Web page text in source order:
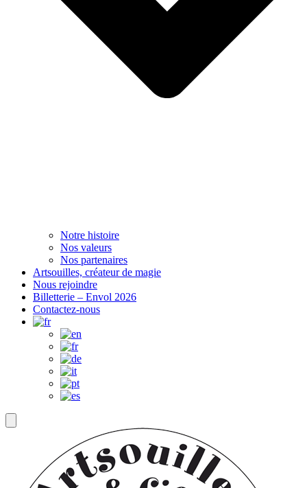
Notre histoire
Nos valeurs
Nos partenaires
Artsouilles, créateur de magie
Nous rejoindre
Billetterie – Envol 2026
Contactez-nous